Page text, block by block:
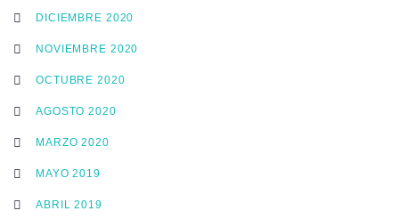
DICIEMBRE 2020
NOVIEMBRE 2020
OCTUBRE 2020
AGOSTO 2020
MARZO 2020
MAYO 2019
ABRIL 2019